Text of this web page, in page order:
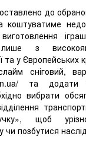
до
коштуватиме
з
та у Європейських
сніговий,
та
вибрати
щоб
чи позбутися